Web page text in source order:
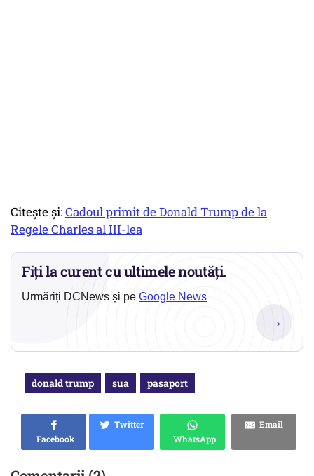
Citește și:Cadoul primit de Donald Trump de la
Regele Charles al III-lea
Fiți la curent cu ultimele noutăți.
Urmăriți DCNews și pe Google News
→
donald trump sua pasaport
Facebook
Twitter
WhatsApp
Email